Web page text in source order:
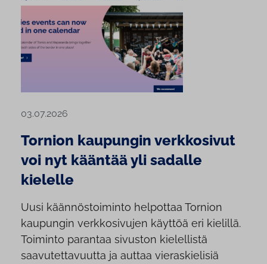
03.07.2026
Tornion kaupungin verkkosivut
voi nyt kääntää yli sadalle
kielelle
Uusi käännöstoiminto helpottaa Tornion
kaupungin verkkosivujen käyttöä eri kielillä.
Toiminto parantaa sivuston kielellistä
saavutettavuutta ja auttaa vieraskielisiä